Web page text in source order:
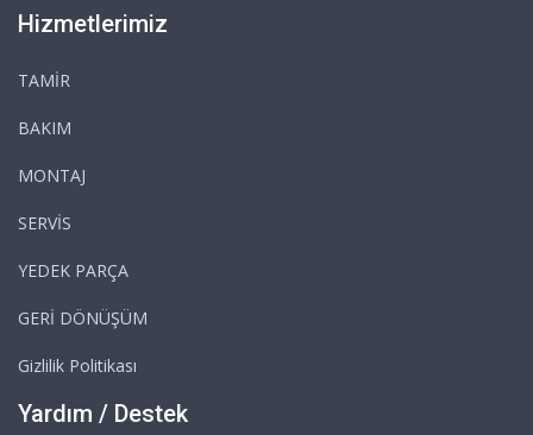
Hizmetlerimiz
TAMİR
BAKIM
MONTAJ
SERVİS
YEDEK PARÇA
GERİ DÖNÜŞÜM
Gizlilik Politikası
Yardım / Destek